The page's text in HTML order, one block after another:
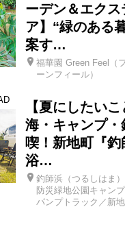
ーデン＆エクス
ア】“緑のある
案す…
福華園 Green Feel（
ーンフィール）
【夏にしたいこ
海・キャンプ・
喫！新地町『釣
浴…
釣師浜（つるしはま
防災緑地公園キャン
パンプトラック／新